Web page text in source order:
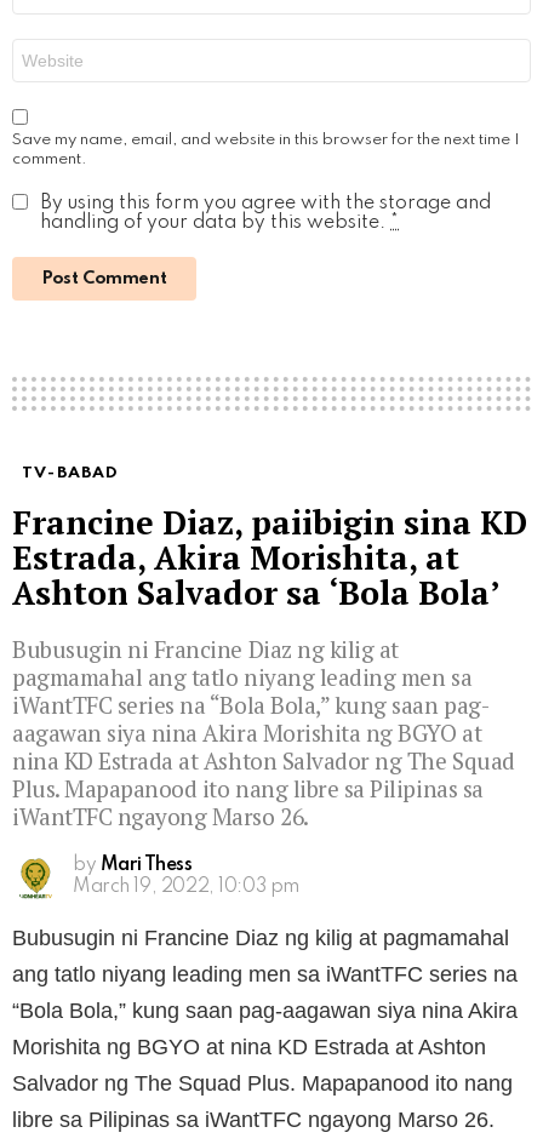
Save my name, email, and website in this browser for the next time I
comment.
By using this form you agree with the storage and
handling of your data by this website.
TV-BABAD
Francine Diaz, paiibigin sina KD
Estrada, Akira Morishita, at
Ashton Salvador sa ‘Bola Bola’
Bubusugin ni Francine Diaz ng kilig at
pagmamahal ang tatlo niyang leading men sa
iWantTFC series na “Bola Bola,” kung saan pag-
aagawan siya nina Akira Morishita ng BGYO at
nina KD Estrada at Ashton Salvador ng The Squad
Plus. Mapapanood ito nang libre sa Pilipinas sa
iWantTFC ngayong Marso 26.
by Mari Thess
March 19, 2022, 10:03 pm
Bubusugin ni Francine Diaz ng kilig at pagmamahal
ang tatlo niyang leading men sa iWantTFC series na
“Bola Bola,” kung saan pag-aagawan siya nina Akira
Morishita ng BGYO at nina KD Estrada at Ashton
Salvador ng The Squad Plus. Mapapanood ito nang
libre sa Pilipinas sa iWantTFC ngayong Marso 26.